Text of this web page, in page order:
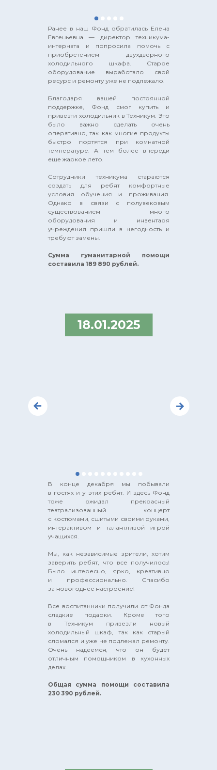
Ранее в наш Фонд обратилась Елена
Евгеньевна — директор техникума-
интерната и попросила помочь с
приобретением двухдверного
холодильного шкафа. Старое
оборудование выработало свой
ресурс и ремонту уже не подлежало.
Благодаря вашей постоянной
поддержке, Фонд смог купить и
привезти холодильник в Техникум. Это
было важно сделать очень
оперативно, так как многие продукты
быстро портятся при комнатной
температуре. А тем более впереди
еще жаркое лето.
Сотрудники техникума стараются
создать для ребят комфортные
условия обучения и проживания.
Однако в связи с полувековым
существованием много
оборудования и инвентаря
учреждения пришли в негодность и
требуют замены.
Сумма гуманитарной помощи
составила 189 890 рублей.
18.01.2025
В конце декабря мы побывали
в гостях и у этих ребят. И здесь Фонд
тоже ожидал прекрасный
театрализованный концерт
с костюмами, сшитыми своими руками,
интерактивом и талантливой игрой
учащихся.
Мы, как независимые зрители, хотим
заверить ребят, что все получилось!
Было интересно, ярко, креативно
и профессионально. Спасибо
за новогоднее настроение!
Все воспитанники получили от Фонда
сладкие подарки. Кроме того
в Техникум привезли новый
холодильный шкаф, так как старый
сломался и уже не подлежал ремонту.
Очень надеемся, что он будет
отличным помощником в кухонных
делах.
Общая сумма помощи составила
230 390 рублей.
fonddobro2022@yandex.ru
+7 (977) 808-56-88
+7 (977) 808-36-88
нашей ОФЕРТЫ